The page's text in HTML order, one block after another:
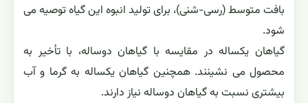
بافت متوسط (رسی-شنی)، برای تولید انبوه این گیاه توصیه می
شود.
گیاهان یکساله در مقایسه با گیاهان دوساله، با تأخیر به
محصول می نشینند. همچنین گیاهان یکساله به گرما و آب
بیشتری نسبت به گیاهان دوساله نیاز دارند.